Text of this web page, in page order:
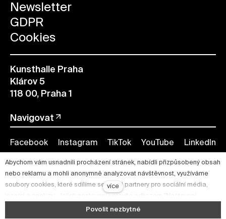
Newsletter
GDPR
Cookies
Kunsthalle Praha
Klárov 5
118 00, Praha 1
Navigovat
Facebook Instagram TikTok YouTube LinkedIn
Abychom vám usnadnili procházení stránek, nabídli přizpůsobený obsah
nebo reklamu a mohli anonymně analyzovat návštěvnost, využíváme
soubory cookies, které sdílíme se svými partnery pro sociální média,
cookies" a kdykoliv jej můžete změnit v patičce webu. Podrobnější
více
Povolit nezbytné